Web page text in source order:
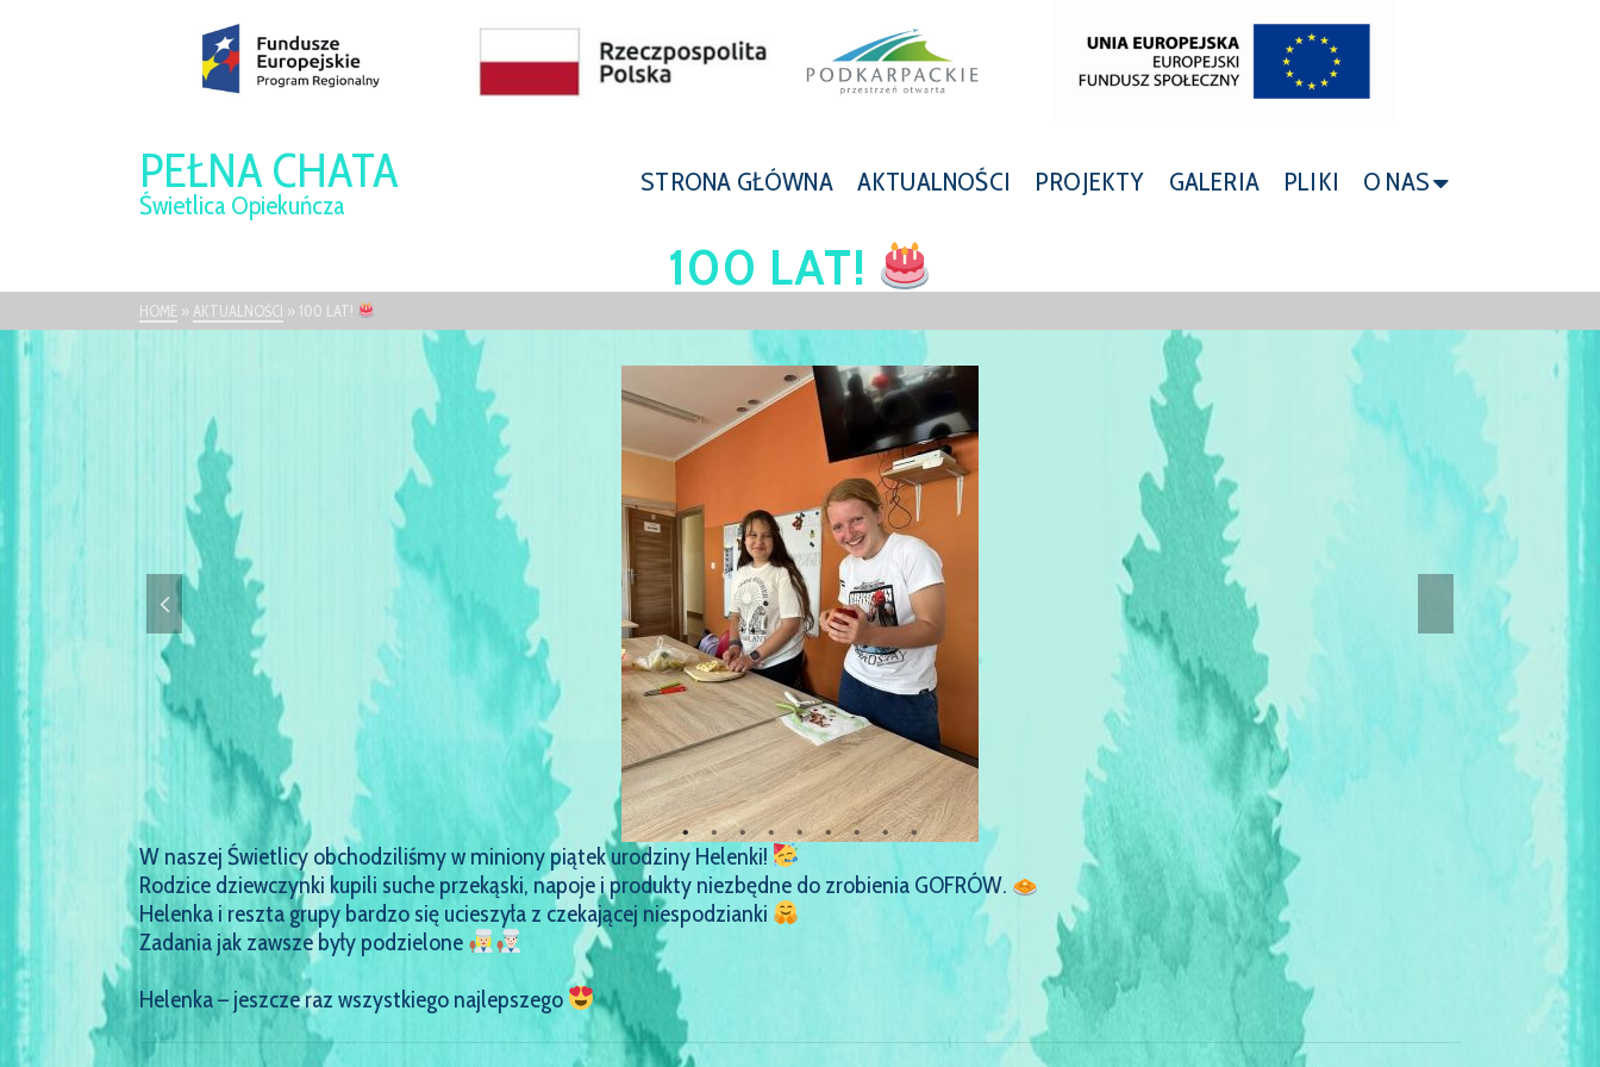
PEŁNA CHATA
Świetlica Opiekuńcza
STRONA GŁÓWNA AKTUALNOŚCI PROJEKTY GALERIA PLIKI O NAS
100 LAT!
HOME » AKTUALNOŚCI » 100 LAT!
W naszej Świetlicy obchodziliśmy w miniony piątek urodziny Helenki!
Rodzice dziewczynki kupili suche przekąski, napoje i produkty niezbędne do zrobienia GOFRÓW.
Helenka i reszta grupy bardzo się ucieszyła z czekającej niespodzianki
Zadania jak zawsze były podzielone
Helenka – jeszcze raz wszystkiego najlepszego